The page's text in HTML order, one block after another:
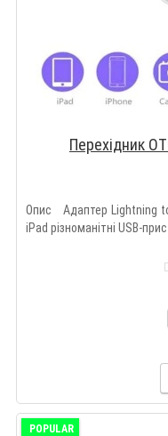
Перехідник
Опис Адаптер Lightning
iPad різноманітні USB-
POPULAR